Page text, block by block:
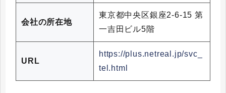
会社の所在地
東京都中央区銀座2-6-15 第
一吉田ビル5階
URL
https://plus.netreal.jp/svc_
tel.html